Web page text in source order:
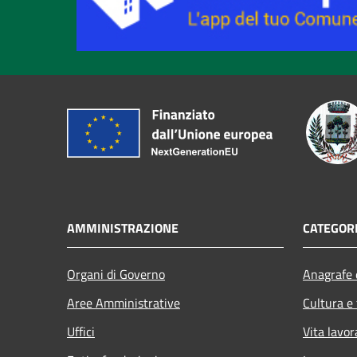
AMMINISTRAZIONE
Organi di Governo
Aree Amministrative
Uffici
Cultura
Vita